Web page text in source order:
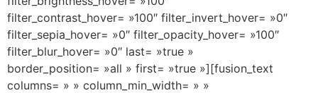
filter_contrast_hover= »100″ filter_invert_hover= »0″
filter_sepia_hover= »0″ filter_opacity_hover= »100″
filter_blur_hover= »0″ last= »true »
border_position= »all » first= »true »][fusion_text
columns= » » column_min_width= » »